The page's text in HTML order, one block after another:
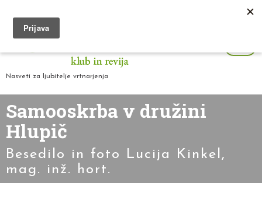
Nasveti za ljubitelje vrtnarjenja
Samooskrba v družini
Hlupič
Besedilo in foto Lucija Kinkel,
mag. inž. hort.